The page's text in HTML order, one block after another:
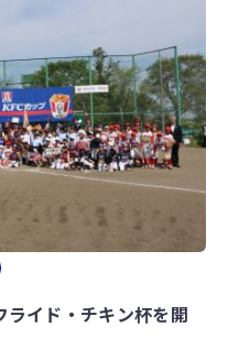
イド・チキン杯を開